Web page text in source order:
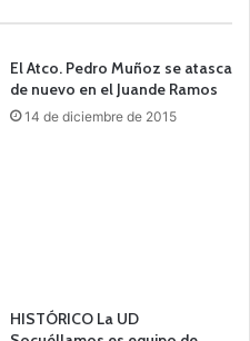
El Atco. Pedro Muñoz se atasca
de nuevo en el Juande Ramos
14 de diciembre de 2015
HISTÓRICO La UD